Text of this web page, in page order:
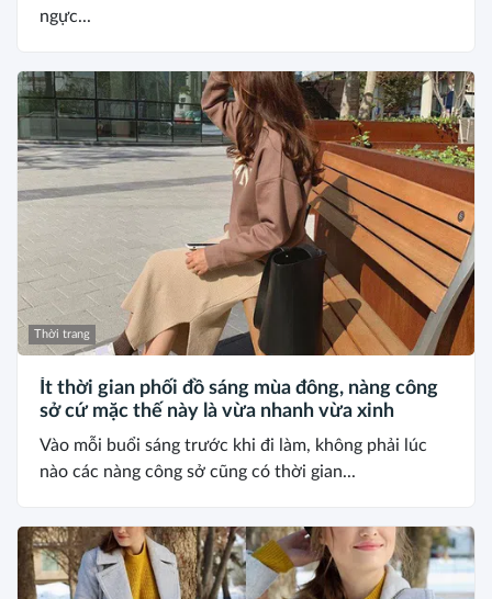
ngực...
Thời trang
Ít thời gian phối đồ sáng mùa đông, nàng công
sở cứ mặc thế này là vừa nhanh vừa xinh
Vào mỗi buổi sáng trước khi đi làm, không phải lúc
nào các nàng công sở cũng có thời gian...